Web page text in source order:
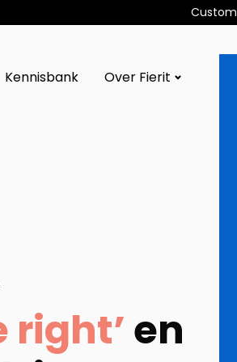
Kennisbank Over Fierit
right’en